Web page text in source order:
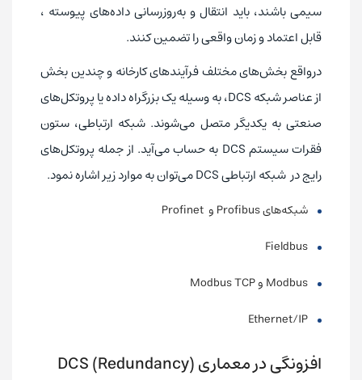
سیمی باشند، باید انتقال و به‌روزرسانی داده‌های پیوسته ،
قابل اعتماد و زمان واقعی را تضمین کنند.
درواقع بخش‌های مختلف فرآیندهای کارخانه و چندین بخش
از عناصر شبکه DCS، به وسیله یک بزرگراه داده یا پروتکل‌های
صنعتی به یکدیگر متصل می‌شوند. شبکه ارتباطی، ستون
فقرات سیستم DCS به حساب می‌آید. از جمله پروتکل‌های
رایج در شبکه ارتباطی DCS می‌توان به موارد زیر اشاره نمود.
شبکه‌های Profibus و Profinet
Fieldbus
Modbus و Modbus TCP
Ethernet/IP
افزونگی در معماری DCS (Redundancy)